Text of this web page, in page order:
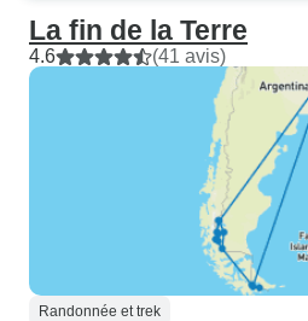
La fin de la Terre
4.6 (41 avis)
Randonnée et trek